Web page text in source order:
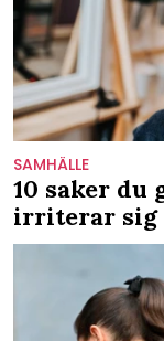
SAMHÄLLE
10 saker
irriterar sig